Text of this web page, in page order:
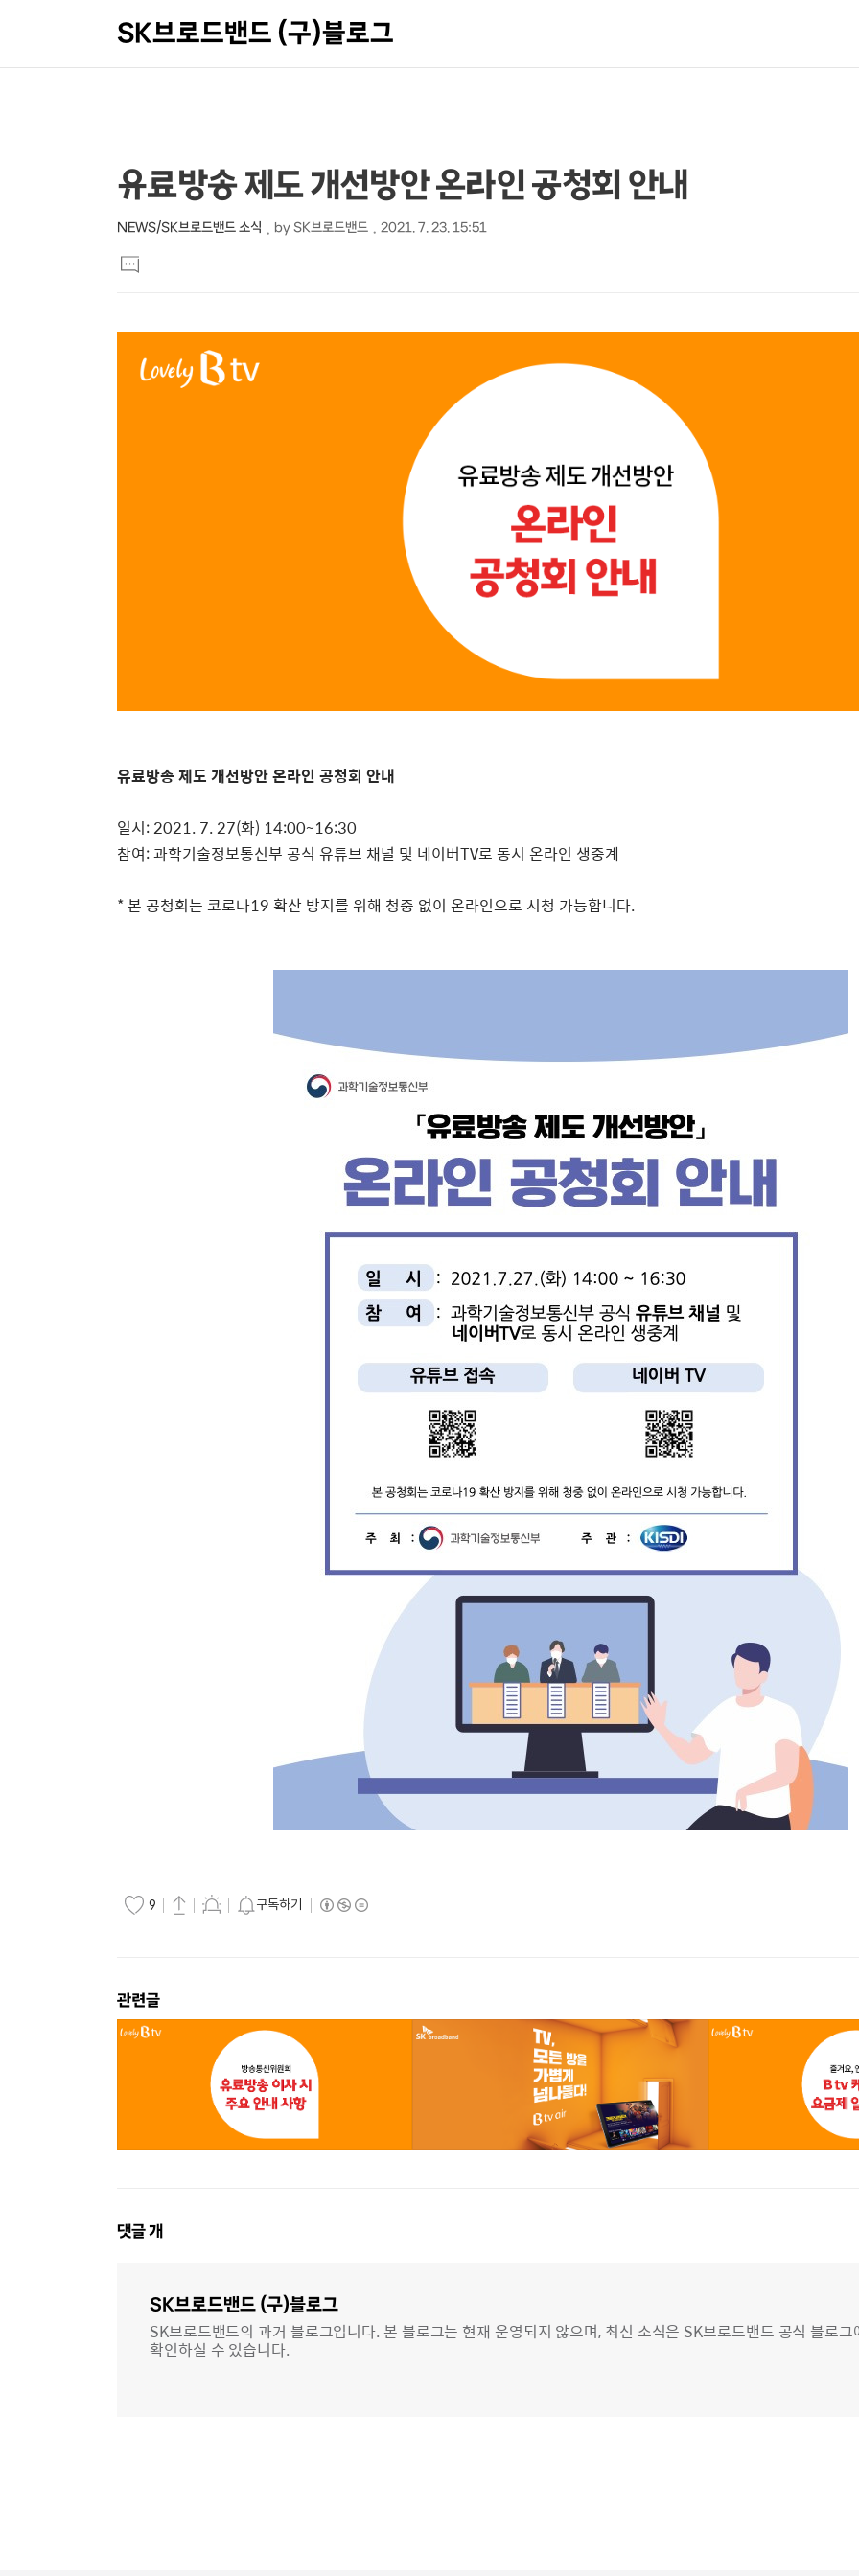
SK브로드밴드 (구)블로그
상
세
컨
텐
본
문
제
목
유료방송 제도 개선방안 온라인 공청회 안내
NEWS/SK브로드밴드 소식 by SK브로드밴드 2021. 7. 23. 15:51
문
댓
글
유료방송 제도 개선방안 온라인 공청회 안내
일시: 2021. 7. 27(화) 14:00~16:30
참여: 과학기술정보통신부 공식 유튜브 채널 및 네이버TV로 동시 온라인 생중계
* 본 공청회는 코로나19 확산 방지를 위해 청중 없이 온라인으로 시청 가능합니다.
9 구독하기
관련글
댓
댓글개
SK브로드밴드 (구)블로그
SK브로드밴드의 과거 블로그입니다. 본 블로그는 현재 운영되지 않으며, 최신 소식은 SK브로드밴드 공식 블로그
확인하실 수 있습니다.